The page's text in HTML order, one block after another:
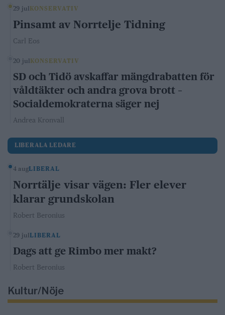
29 jul KONSERVATIV
Pinsamt av Norrtelje Tidning
Carl Eos
20 jul KONSERVATIV
SD och Tidö avskaffar mängdrabatten för
våldtäkter och andra grova brott –
Socialdemokraterna säger nej
Andrea Kronvall
LIBERALA LEDARE
4 augLIBERAL
Norrtälje visar vägen: Fler elever
klarar grundskolan
Robert Beronius
29 julLIBERAL
Dags att ge Rimbo mer makt?
Robert Beronius
Kultur/Nöje